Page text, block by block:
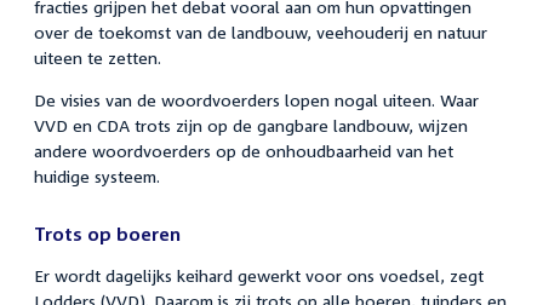
fracties grijpen het debat vooral aan om hun opvattingen
over de toekomst van de landbouw, veehouderij en natuur
uiteen te zetten.
De visies van de woordvoerders lopen nogal uiteen. Waar
VVD en CDA trots zijn op de gangbare landbouw, wijzen
andere woordvoerders op de onhoudbaarheid van het
huidige systeem.
Trots op boeren
Er wordt dagelijks keihard gewerkt voor ons voedsel, zegt
Lodders (VVD). Daarom is zij trots op alle boeren, tuinders en